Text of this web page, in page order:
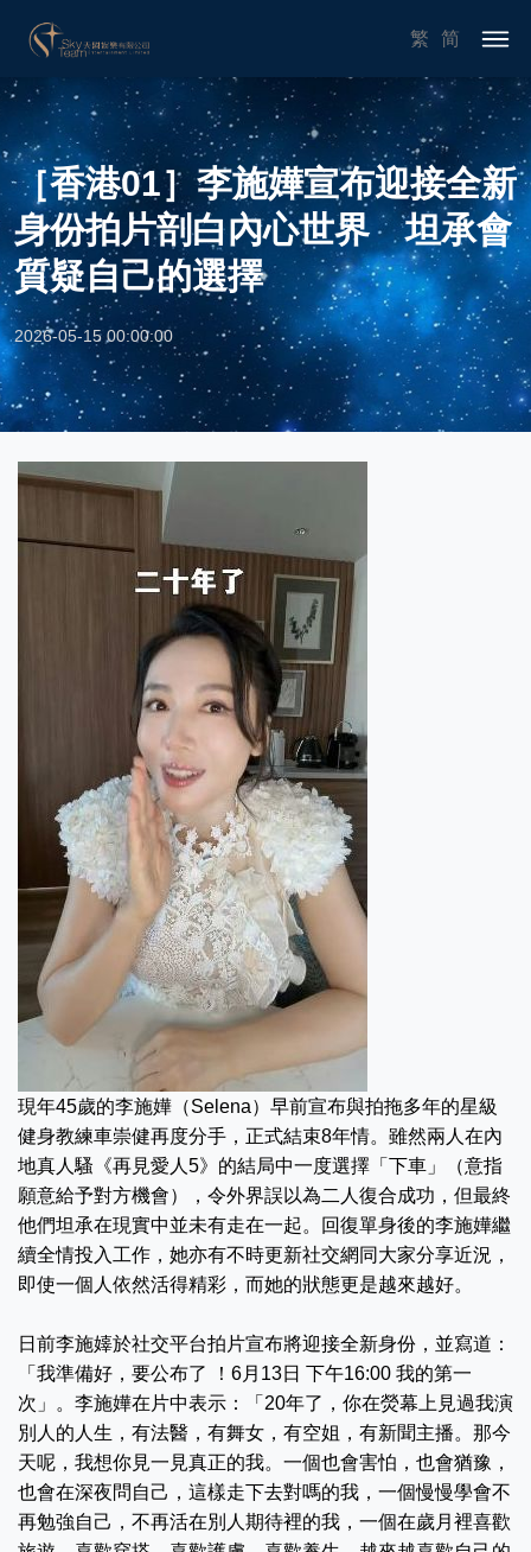
繁 简
［香港01］李施嬅宣布迎接全新
身份拍片剖白內心世界 坦承會
質疑自己的選擇
2026-05-15 00:00:00
現年45歲的李施嬅（Selena）早前宣布與拍拖多年的星級
健身教練車崇健再度分手，正式結束8年情。雖然兩人在內
地真人騷《再見愛人5》的結局中一度選擇「下車」（意指
願意給予對方機會），令外界誤以為二人復合成功，但最終
他們坦承在現實中並未有走在一起。回復單身後的李施嬅繼
續全情投入工作，她亦有不時更新社交網同大家分享近況，
即使一個人依然活得精彩，而她的狀態更是越來越好。
日前李施嫴於社交平台拍片宣布將迎接全新身份，並寫道：
「我準備好，要公布了 ！6月13日 下午16:00 我的第一
次」。李施嬅在片中表示：「20年了，你在熒幕上見過我演
別人的人生，有法醫，有舞女，有空姐，有新聞主播。那今
天呢，我想你見一見真正的我。一個也會害怕，也會猶豫，
也會在深夜問自己，這樣走下去對嗎的我，一個慢慢學會不
再勉強自己，不再活在別人期待裡的我，一個在歲月裡喜歡